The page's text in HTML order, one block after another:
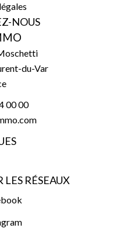
NOUS
du-Var
00 00
LES RÉSEAUX